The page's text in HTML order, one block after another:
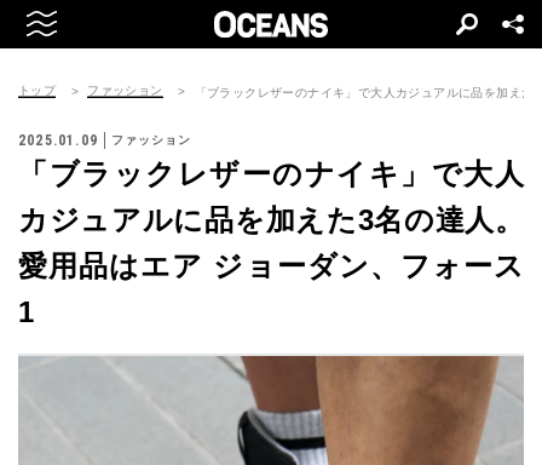
トップ ファッション 「ブラックレザーのナイキ」で大人カジュアルに品を加え
2025.01.09 ファッション
「ブラックレザーのナイキ」で大人
カジュアルに品を加えた3名の達人。
愛用品はエア ジョーダン、フォース
1